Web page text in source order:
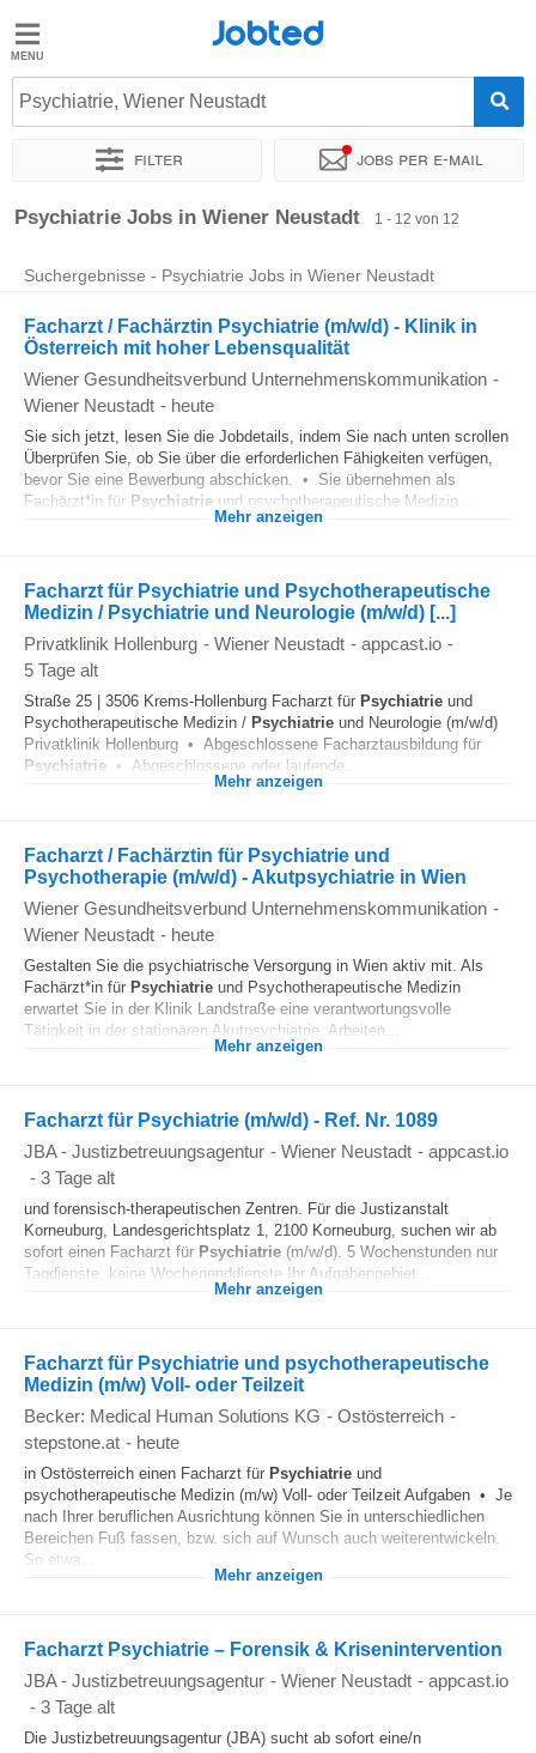
Jobted
Jobs
Jobted
Psychiatrie, Wiener Neustadt
Filter Jobs per e-mail
Sortieren nach Genauer Standort Unternehmen
Psychiatrie Jobs in Wiener Neustadt 1 - 12 von 12
Suchergebnisse - Psychiatrie Jobs in Wiener Neustadt
Facharzt / Fachärztin Psychiatrie (m/w/d) - Klinik in
Österreich mit hoher Lebensqualität
Wiener Gesundheitsverbund Unternehmenskommunikation -
Wiener Neustadt - heute
Sie sich jetzt, lesen Sie die Jobdetails, indem Sie nach unten scrollen
Überprüfen Sie, ob Sie über die erforderlichen Fähigkeiten verfügen,
bevor Sie eine Bewerbung abschicken. • Sie übernehmen als
Fachärzt*in für Psychiatrie und psychotherapeutische Medizin...
Mehr anzeigen
Facharzt für Psychiatrie und Psychotherapeutische
Medizin / Psychiatrie und Neurologie (m/w/d) [...]
Privatklinik Hollenburg - Wiener Neustadt - appcast.io -
5 Tage alt
Straße 25 | 3506 Krems-Hollenburg Facharzt für Psychiatrie und
Psychotherapeutische Medizin / Psychiatrie und Neurologie (m/w/d)
Privatklinik Hollenburg • Abgeschlossene Facharztausbildung für
Psychiatrie • Abgeschlossene oder laufende...
Mehr anzeigen
Facharzt / Fachärztin für Psychiatrie und
Psychotherapie (m/w/d) - Akutpsychiatrie in Wien
Wiener Gesundheitsverbund Unternehmenskommunikation -
Wiener Neustadt - heute
Gestalten Sie die psychiatrische Versorgung in Wien aktiv mit. Als
Fachärzt*in für Psychiatrie und Psychotherapeutische Medizin
erwartet Sie in der Klinik Landstraße eine verantwortungsvolle
Tätigkeit in der stationären Akutpsychiatrie. Arbeiten...
Mehr anzeigen
Facharzt für Psychiatrie (m/w/d) - Ref. Nr. 1089
JBA - Justizbetreuungsagentur - Wiener Neustadt - appcast.io
- 3 Tage alt
und forensisch-therapeutischen Zentren. Für die Justizanstalt
Korneuburg, Landesgerichtsplatz 1, 2100 Korneuburg, suchen wir ab
sofort einen Facharzt für Psychiatrie (m/w/d). 5 Wochenstunden nur
Tagdienste, keine Wochenenddienste Ihr Aufgabengebiet...
Mehr anzeigen
Facharzt für Psychiatrie und psychotherapeutische
Medizin (m/w) Voll- oder Teilzeit
Becker: Medical Human Solutions KG - Ostösterreich -
stepstone.at - heute
in Ostösterreich einen Facharzt für Psychiatrie und
psychotherapeutische Medizin (m/w) Voll- oder Teilzeit Aufgaben • Je
nach Ihrer beruflichen Ausrichtung können Sie in unterschiedlichen
Bereichen Fuß fassen, bzw. sich auf Wunsch auch weiterentwickeln.
So etwa...
Mehr anzeigen
Facharzt Psychiatrie – Forensik & Krisenintervention
JBA - Justizbetreuungsagentur - Wiener Neustadt - appcast.io
- 3 Tage alt
Die Justizbetreuungsagentur (JBA) sucht ab sofort eine/n